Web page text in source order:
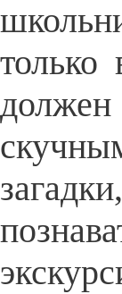
должен